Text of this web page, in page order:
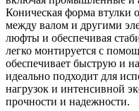
Коническая форма втулки
между валом и другими
люфты и обеспечивая
легко монтируется с
обеспечивает быструю и
идеально подходит для
нагрузок и интенсивной
прочности и надежности.